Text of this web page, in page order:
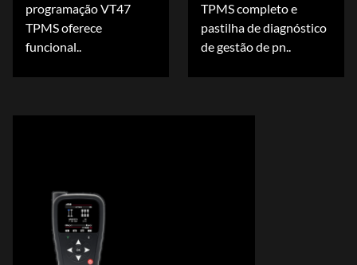
programação VT47
TPMS oferece
funcional..
TPMS completo e
pastilha de diagnóstico
de gestão de pn..